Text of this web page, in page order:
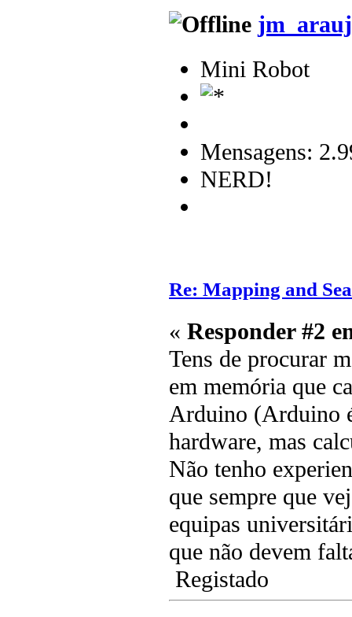
Mini Robot
Mensagens:
NERD!
Re: Mapping and
« Responder #2
Tens de procurar
em memória que
Arduino (Arduino
hardware, mas
Não tenho
que sempre que
equipas
que não devem
Registado